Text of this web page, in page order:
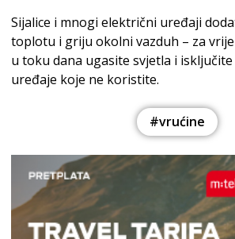
Sijalice i mnogi električni uređaji
toplotu i griju okolni vazduh – za
u toku dana ugasite svjetla i
uređaje koje ne koristite.
#vrućine